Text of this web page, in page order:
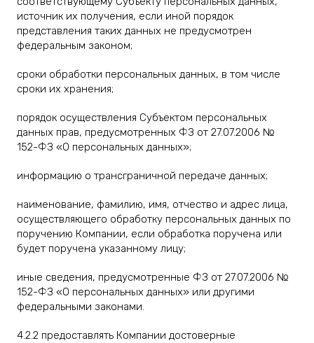
источник их получения, если иной порядок
представления таких данных не предусмотрен
федеральным законом;
сроки обработки персональных данных, в том числе
сроки их хранения;
порядок осуществления Субъектом персональных
данных прав, предусмотренных ФЗ от 27.07.2006 №
152-ФЗ «О персональных данных»;
информацию о трансграничной передаче данных;
наименование, фамилию, имя, отчество и адрес лица,
осуществляющего обработку персональных данных по
поручению Компании, если обработка поручена или
будет поручена указанному лицу;
иные сведения, предусмотренные ФЗ от 27.07.2006 №
152-ФЗ «О персональных данных» или другими
федеральными законами.
4.2.2 предоставлять Компании достоверные